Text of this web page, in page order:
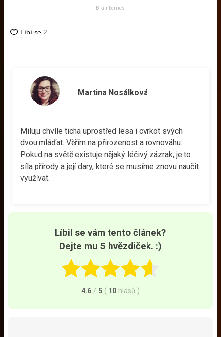
Brainberries
Martina Nosálková
Miluju chvíle ticha uprostřed lesa i cvrkot svých
dvou mláďat. Věřím na přirozenost a rovnováhu.
Pokud na světě existuje nějaký léčivý zázrak, je to
síla přírody a její dary, které se musíme znovu naučit
využívat.
Líbil se vám tento článek?
Dejte mu 5 hvězdiček. :)
4.6 / 5 ( 10 hlasů )